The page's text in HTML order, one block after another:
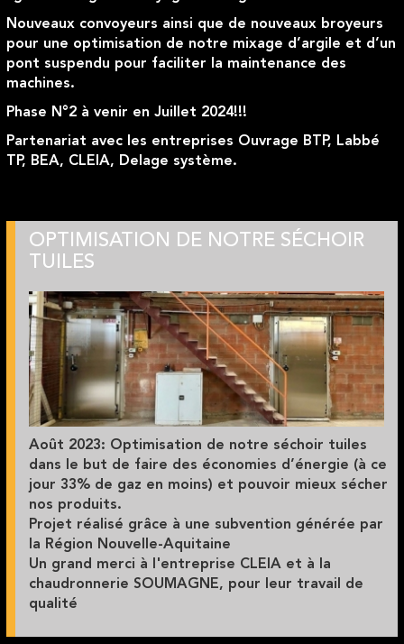
Nouveaux convoyeurs ainsi que de nouveaux broyeurs
pour une optimisation de notre mixage d’argile et d’un
pont suspendu pour faciliter la maintenance des
machines.
Phase N°2 à venir en Juillet 2024!!!
Partenariat avec les entreprises Ouvrage BTP, Labbé
TP, BEA, CLEIA, Delage système.
OPTIMISATION DE NOTRE SÉCHOIR
TUILES
Août 2023: Optimisation de notre séchoir tuiles
dans le but de faire des économies d’énergie (à ce
jour 33% de gaz en moins) et pouvoir mieux sécher
nos produits.
Projet réalisé grâce à une subvention générée par
la Région Nouvelle-Aquitaine
Un grand merci à l'entreprise CLEIA et à la
chaudronnerie SOUMAGNE, pour leur travail de
qualité